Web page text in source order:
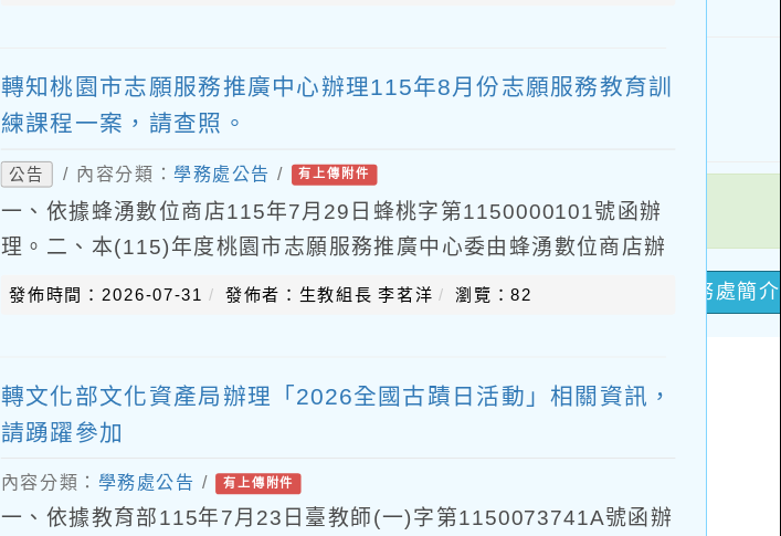
轉知桃園市志願服務推廣中心辦理115年8月份志願服務教育訓
練課程一案，請查照。
公告 / 內容分類：學務處公告 / 有上傳附件
一、依據蜂湧數位商店115年7月29日蜂桃字第1150000101號函辦
理。二、本(115)年度桃園市志願服務推廣中心委由蜂湧數位商店辦
理。(桃園市政府社會局首頁-福利服務-志願服務-志願服務公告事項
發佈時間：2026-07-31 發佈者：生教組長 李茗洋 瀏覽：82
轉文化部文化資產局辦理「2026全國古蹟日活動」相關資訊，
請踴躍參加
內容分類： 學務處公告 / 有上傳附件
一、依據教育部115年7月23日臺教師(一)字第1150073741A號函辦